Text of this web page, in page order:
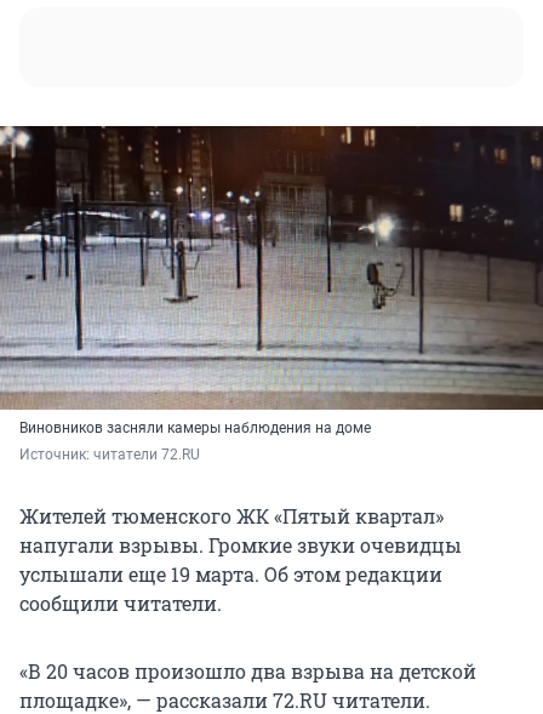
Виновников засняли камеры наблюдения на доме
Источник: читатели 72.RU
Жителей тюменского ЖК «Пятый квартал»
напугали взрывы. Громкие звуки очевидцы
услышали еще 19 марта. Об этом редакции
сообщили читатели.
«В 20 часов произошло два взрыва на детской
площадке», — рассказали 72.RU читатели.